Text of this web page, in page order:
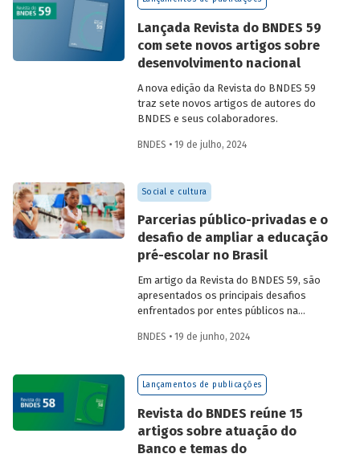
Lançada Revista do BNDES 59
com sete novos artigos sobre
desenvolvimento nacional
A nova edição da Revista do BNDES 59
traz sete novos artigos de autores do
BNDES e seus colaboradores.
BNDES • 19 de julho, 2024
Social e cultura
Parcerias público-privadas e o
desafio de ampliar a educação
pré-escolar no Brasil
Em artigo da Revista do BNDES 59, são
apresentados os principais desafios
enfrentados por entes públicos na
como aprendizados e possíveis soluções
na experiência das equipes do BNDES.
BNDES • 19 de junho, 2024
Lançamentos de publicações
Revista do BNDES reúne 15
artigos sobre atuação do
Banco e temas do